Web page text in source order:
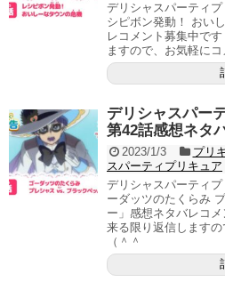
デリシャスパーティ
シピボン発動！ おい
レコメント募集中で
ますので、お気軽に
デリシャスパー
第42話感想ネタ
2023/1/3 プリ
スパーティプリキュア
デリシャスパーティ
ーダッツのたくらみ
ー」感想ネタバレコ
来る限り返信します
（＾＾